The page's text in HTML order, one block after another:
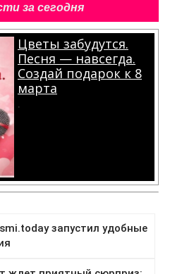
за сегодня
Цветы забудутся.
Песня — навсегда.
Создай подарок к 8
марта
.